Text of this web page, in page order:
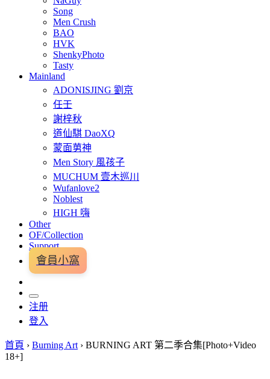
Song
Men Crush
BAO
HVK
ShenkyPhoto
Tasty
Mainland
ADONISJING 劉京
任壬
謝梓秋
道仙騏 DaoXQ
蒙面莮神
Men Story 風孩子
MUCHUM 壹木巡川
Wufanlove2
Noblest
HIGH 嗨
Other
OF/Collection
Support
會員小窩
注册
登入
首頁 › Burning Art › BURNING ART 第二季合集[Photo+Video
18+]